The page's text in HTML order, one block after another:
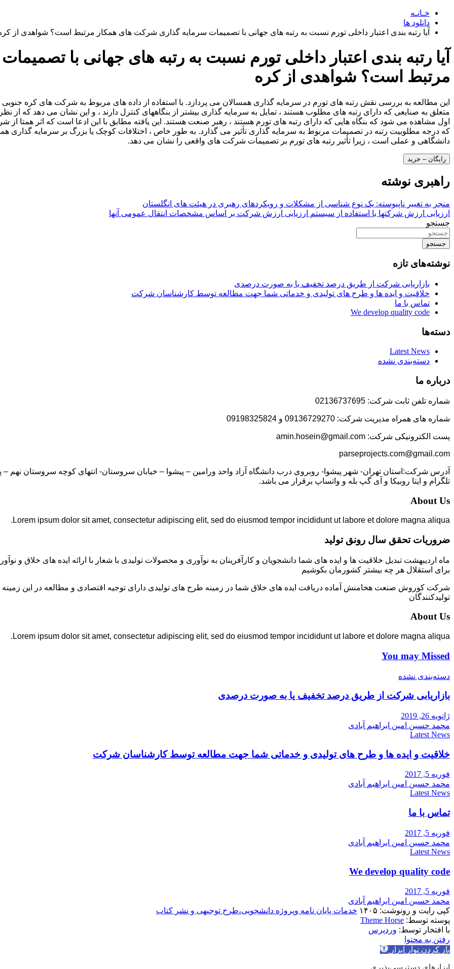
خـانـه
دانلود ها
آیا رتبه بندی اعتبار داخلی تورم نسبت به رتبه های جهانی با تصمیمات سرمایه گذاری شرکت های همکار مرتبط است؟ شواهدی از
آیا رتبه بندی اعتبار داخلی تورم نسبت به رتبه های جهانی با
مرتبط است؟ شواهدی از کره
متعلق به صنایعی که دارای رتبه های مطلوب هستند ، تمایل به سرمایه گذاری بیشتر از بنگاههای کنترل دارند ، و این نشان می دهد که از نظر
اول مشاهده می شود که بنگاه هایی که دارای رتبه های تورم هستند ، رهبر صنعت هستند. این یافته مطابق با این ادعا است که اثر همتا
که درجه مطلوبیت رتبه در تصمیمات مربوط به سرمایه گذاری تأثیر می گذارد. به طور خاص ، اختلافات کوچک یا بزرگ بر سرمایه گذاری
دانشگاهی و عملی است ، زیرا تأثیر رتبه های تورم بر تصمیمات شرکت های واقعی را نشان می دهد.
رایگان – خرید
راهبری نوشته
منجر به تغییر ناپیوسته: یک نوع شناسی از مشکلات و رویکردهای رهبری در هیئت های انگلستان
ارزیابی ارزش شرکتها با استفاده از سیستم ارزیابی ارزش شرکت بر اساس مشخصات انتقال عمومی آنها
جستجو
جستجو
نوشته‌های تازه
بازاریابی شرکت از طریق درصد تخفیف یا به صورت درصدی
خلاقیت و ایده ها و طرح های تولیدی و خدماتی شما جهت مطالعه توسط کارشناسان شرکت
تماس با ما
We develop quality code
دسته‌ها
Latest News
دسته‌بندی نشده
درباره ما
شماره تلفن ثابت شرکت: 02136737695
شماره های همراه مدیریت شرکت: 09136729270 و 09198325824
پست الکترونیکی شرکت: amin.hosein@gmail.com
parseprojects.com@gmail.com
تلگرام و ایتا روبیکا و آی گپ بله و واتساپ برقرار می باشد.
About Us
Lorem ipsum dolor sit amet, consectetur adipiscing elit, sed do eiusmod tempor incididunt ut labore et dolore magna aliqua.
ضروریات تحقق سال رونق تولید
ماه اردیبهشت تبدیل خلاقیت ها و ایده های شما دانشجویان و کارآفرینان به نوآوری و محصولات تولیدی با شعار با ارائه ایده های خلاق
برای استقلال هر چه بیشتر کشورمان بکوشیم
شرکت کوروش صنعت هخامنش آماده دریافت ایده های خلاق شما در زمینه طرح های تولیدی دارای توجیه اقتصادی و مطالعه در این
تولیدکنندگان
About Us
Lorem ipsum dolor sit amet, consectetur adipiscing elit, sed do eiusmod tempor incididunt ut labore et dolore magna aliqua.
You may Missed
دسته‌بندی نشده
بازاریابی شرکت از طریق درصد تخفیف یا به صورت درصدی
ژانویه 26, 2019
محمد حسین امین ابراهیم آبادی
Latest News
خلاقیت و ایده ها و طرح های تولیدی و خدماتی شما جهت مطالعه توسط کارشناسان شرکت
فوریه 5, 2017
محمد حسین امین ابراهیم آبادی
Latest News
تماس با ما
فوریه 5, 2017
محمد حسین امین ابراهیم آبادی
Latest News
We develop quality code
فوریه 5, 2017
محمد حسین امین ابراهیم آبادی
کپی رایت و رونوشت: ۱۴۰۵
خدمات پایان نامه وپروژه دانشجویی،طرح توجیهی و نشر کتاب
پوسته توسط: Theme Horse
با افتخار توسط: وردپرس
رفتن به محتوا
باز کردن نوار ابزار